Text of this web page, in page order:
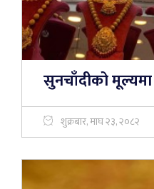
सुनचाँदीको मूल्यमा
शुक्रबार, माघ २३, २०८२